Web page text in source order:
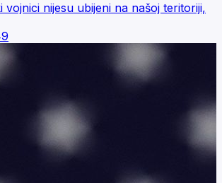
nijesu ubijeni na našoj teritoriji,